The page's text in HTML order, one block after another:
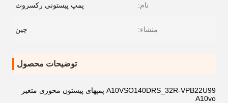
نام: پمپ پیستونی رکسروث
منشاء: چین
توضیحات محصول
A10VSO140DRS_32R-VPB22U99 پمپهای پیستون محوری متغیر
A10vo